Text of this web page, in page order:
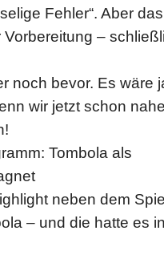
Fehler“. Aber
Vorbereitung –
noch bevor. Es wäre
wir jetzt schon
Tombola als
neben dem
– und die hatte es